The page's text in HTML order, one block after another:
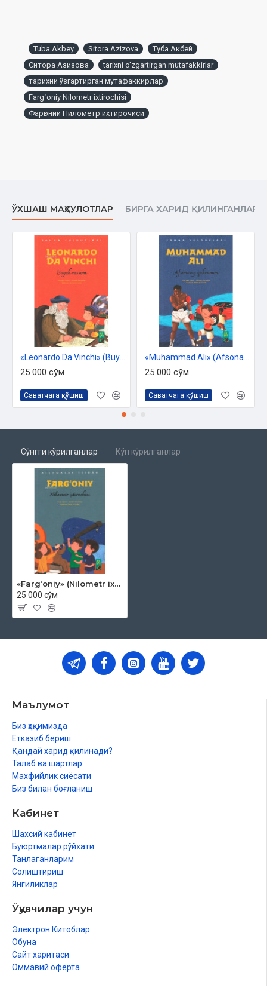
Tuba Akbey Sitora Azizova
Туба Акбей
Ситора Азизова
tarixni o'zgartirgan mutafakkirlar
тарихни ўзгартирган мутафаккирлар
Fargʻoniy Nilometr ixtirochisi
Фарғоний Нилометр ихтирочиси
ЎХШАШ МАҲСУЛОТЛАР БИРГА ХАРИД ҚИЛИНГАНЛАР
25 000 сўм
Саватчага қўшиш
25 000 сўм
Саватчага қўшиш
Сўнгги кўрилганлар Кўп кўрилганлар
«Fargʻoniy» (Nilometr ixtirochisi)
25 000 сўм
Маълумот
Биз ҳақимизда
Етказиб бериш
Қандай харид қилинади?
Талаб ва шартлар
Махфийлик сиёсати
Биз билан боғланиш
Кабинет
Шахсий кабинет
Буюртмалар рўйхати
Танлаганларим
Солиштириш
Янгиликлар
Ўқувчилар учун
Электрон Китоблар
Обуна
Сайт харитаси
Оммавий оферта